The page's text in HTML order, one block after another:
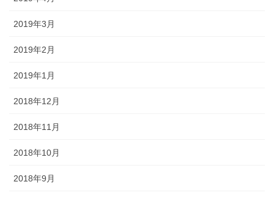
2019年3月
2019年2月
2019年1月
2018年12月
2018年11月
2018年10月
2018年9月